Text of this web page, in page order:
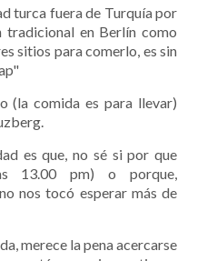
turca fuera de Turquía por
en Berlín como
sitios para comerlo, es sin
(la comida es para llevar)
es que, no sé si por que
13.00 pm) o porque,
nos tocó esperar más de
merece la pena acercarse